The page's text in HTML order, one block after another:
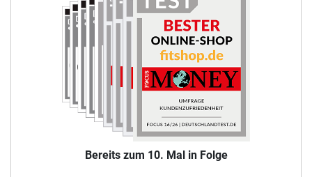
Bereits zum 10. Mal in Folge